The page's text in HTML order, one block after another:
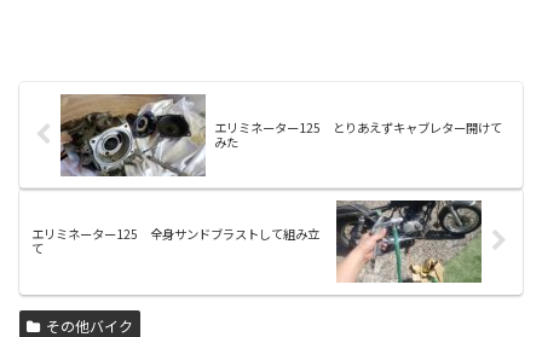
エリミネーター125 とりあえずキャブレター開けて
みた
エリミネーター125 全身サンドブラストして組み立
て
その他バイク